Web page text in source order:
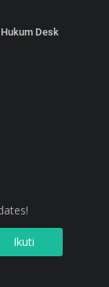
Desk